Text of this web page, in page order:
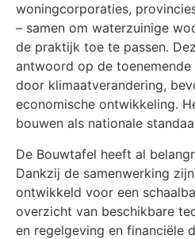
woningcorporaties,
– samen om waterzuinige
de praktijk toe te passen.
antwoord op de
door klimaatverandering,
economische ontwikkeling.
bouwen als nationale
De Bouwtafel heeft al
Dankzij de samenwerking
ontwikkeld voor een
overzicht van beschikbare
en regelgeving en financiële